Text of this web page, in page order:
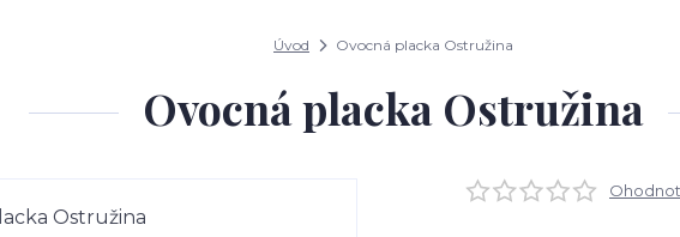
Úvod Ovocná placka Ostružina
Ovocná placka Ostružina